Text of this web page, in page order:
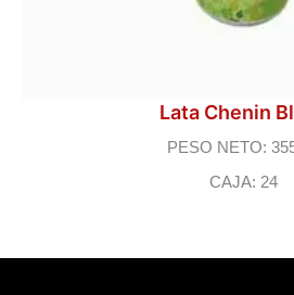
Lata Chenin
PESO NETO:
CAJA: 24